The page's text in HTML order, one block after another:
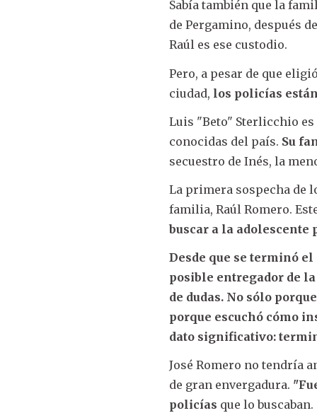
Sabía también que la
de Pergamino, después
Raúl es ese custodio.
Pero, a pesar de que
ciudad, los policías
Luis "Beto" Sterlicchio es
conocidas del país. Su
secuestro de Inés, la
La primera sospecha de
familia, Raúl Romero.
buscar a la adolescente
Desde que se terminó
posible entregador de
de dudas. No sólo
porque escuchó cómo
dato significativo:
José Romero no tendría
de gran envergadura.
policías que lo